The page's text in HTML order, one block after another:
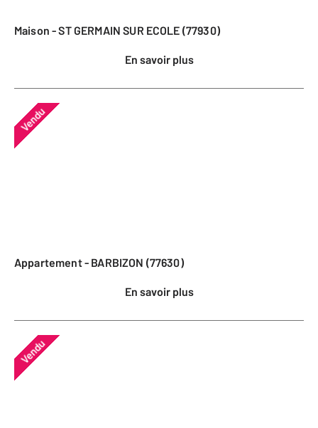
Maison - ST GERMAIN SUR ECOLE (77930)
En savoir plus
Vendu
Appartement - BARBIZON (77630)
En savoir plus
Vendu